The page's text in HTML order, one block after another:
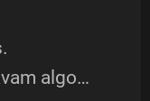
algo…